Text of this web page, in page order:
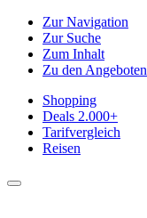
Zur Navigation
Zur Suche
Zum Inhalt
Zu den Angeboten
Shopping
Deals 2.000+
Tarifvergleich
Reisen